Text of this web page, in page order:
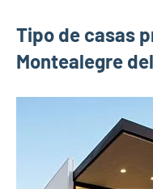
Tipo de casas
Montealegre